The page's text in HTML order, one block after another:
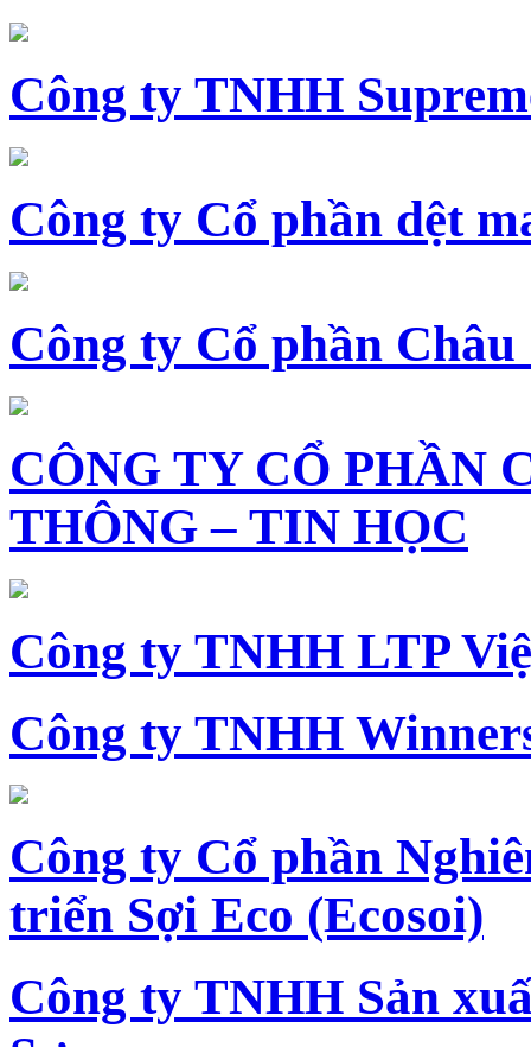
Công ty TNHH
Công ty Cổ phần dệt
Công ty Cổ phần Châu
CÔNG TY CỔ PHẦN
THÔNG – TIN HỌC
Công ty TNHH LTP
Công ty TNHH
Công ty Cổ phần
triển Sợi Eco (Ecosoi)
Công ty TNHH Sản